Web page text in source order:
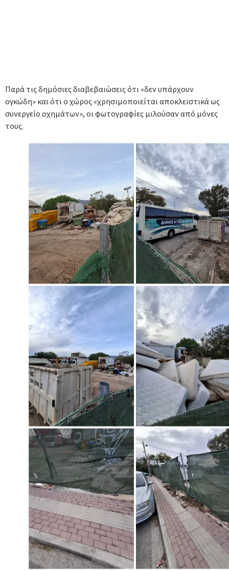
Παρά τις δημόσιες διαβεβαιώσεις ότι «δεν υπάρχουν
ογκώδη» και ότι ο χώρος «χρησιμοποιείται αποκλειστικά ως
συνεργείο οχημάτων», οι φωτογραφίες μιλούσαν από μόνες
τους.